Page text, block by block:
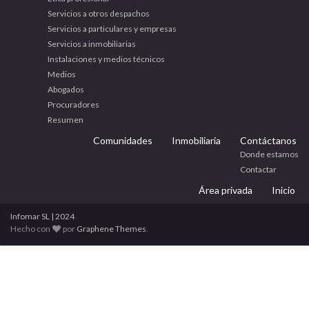
Servicios a otros despachos
Servicios a particulares y empresas
Servicios a inmobiliarias
Instalaciones y medios técnicos
Medios
Abogados
Procuradores
Resumen
Comunidades Inmobiliaria Contáctanos
Donde estamos
Contactar
Área privada Inicio
Infomar SL | 2024
Hecho con
por Graphene Themes.